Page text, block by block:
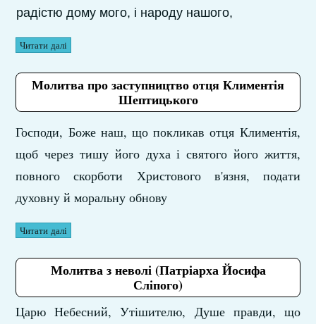
радістю дому мого, і народу нашого,
Читати далі
Молитва про заступництво отця Климентія
Шептицького
Господи, Боже наш, що покликав отця Климентія,
щоб через тишу його духа і святого його життя,
повного скорботи Христового в'язня, подати
духовну й моральну обнову
Читати далі
Молитва з неволі (Патріарха Йосифа
Сліпого)
Царю Небесний, Утішителю, Душе правди, що